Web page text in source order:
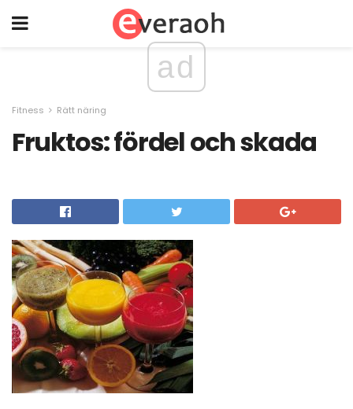
ad
Fitness Rätt näring
Fruktos: fördel och skada